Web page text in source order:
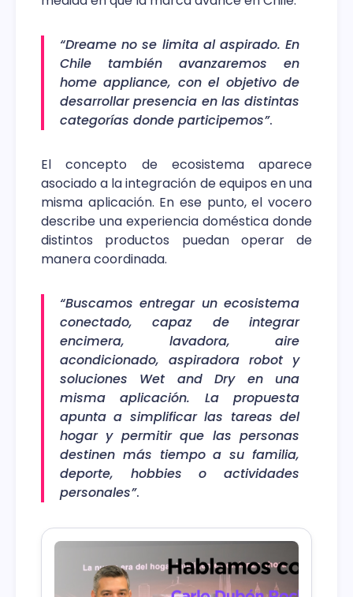
“Dreame no se limita al aspirado. En
Chile también avanzaremos en
home appliance, con el objetivo de
desarrollar presencia en las distintas
categorías donde participemos”.
El concepto de ecosistema aparece
asociado a la integración de equipos en una
misma aplicación. En ese punto, el vocero
describe una experiencia doméstica donde
distintos productos puedan operar de
manera coordinada.
“Buscamos entregar un ecosistema
conectado, capaz de integrar
encimera, lavadora, aire
acondicionado, aspiradora robot y
soluciones Wet and Dry en una
misma aplicación. La propuesta
apunta a simplificar las tareas del
hogar y permitir que las personas
destinen más tiempo a su familia,
deporte, hobbies o actividades
personales”.